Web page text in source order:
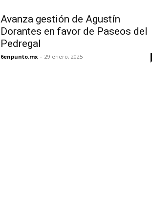
Avanza gestión de Agustín
Dorantes en favor de Paseos del
Pedregal
6enpunto.mx - 29 enero, 2025